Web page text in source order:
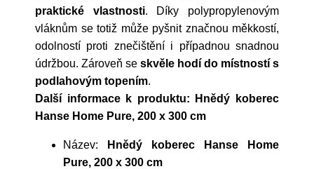
praktické vlastnosti. Díky polypropylenovým
vláknům se totiž může pyšnit značnou měkkostí,
odolností proti znečištění i případnou snadnou
údržbou. Zároveň se skvěle hodí do místností s
podlahovým topením.
Další informace k produktu: Hnědý koberec
Hanse Home Pure, 200 x 300 cm
Název:
Hnědý koberec Hanse Home
Pure, 200 x 300 cm